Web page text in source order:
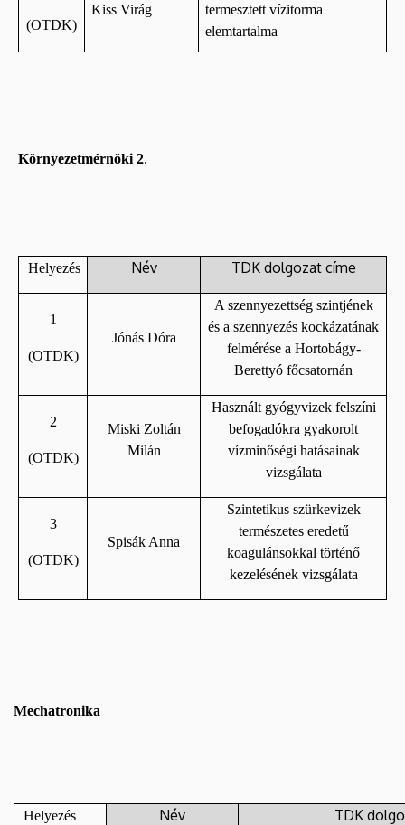
(OTDK)
Kiss Virág
termesztett vízitorma
elemtartalma
Környezetmérnöki 2.
Helyezés Név TDK dolgozat címe
1
(OTDK)
Jónás Dóra
A szennyezettség szintjének
és a szennyezés kockázatának
felmérése a Hortobágy-
Berettyó főcsatornán
2
(OTDK)
Miski Zoltán
Milán
Használt gyógyvizek felszíni
befogadókra gyakorolt
vízminőségi hatásainak
vizsgálata
3
(OTDK)
Spisák Anna
Szintetikus szürkevizek
természetes eredetű
koagulánsokkal történő
kezelésének vizsgálata
Mechatronika
Helyezés Név TDK